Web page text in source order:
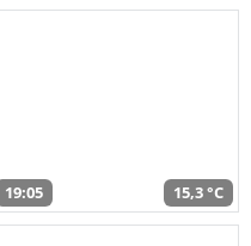
19:05 15,3 °C